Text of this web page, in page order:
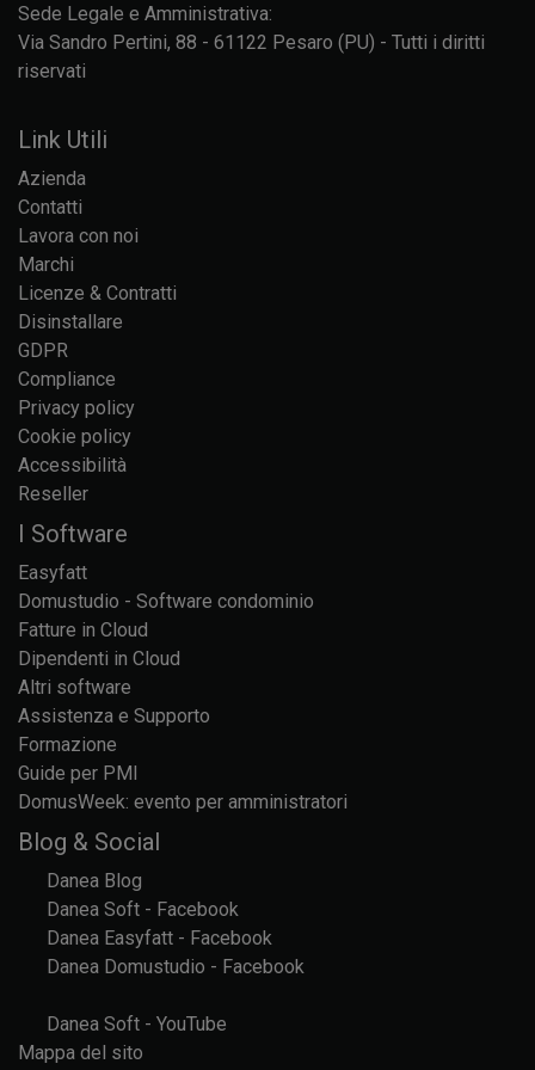
Sede Legale e Amministrativa:
Via Sandro Pertini, 88 - 61122 Pesaro (PU) - Tutti i diritti
riservati
Link Utili
Azienda
Contatti
Lavora con noi
Marchi
Licenze & Contratti
Disinstallare
GDPR
Compliance
Privacy policy
Cookie policy
Accessibilità
Reseller
I Software
Easyfatt
Domustudio - Software condominio
Fatture in Cloud
Dipendenti in Cloud
Altri software
Assistenza e Supporto
Formazione
Guide per PMI
DomusWeek: evento per amministratori
Blog & Social
Danea Blog
Danea Soft - Facebook
Danea Easyfatt - Facebook
Danea Domustudio - Facebook
Danea Soft - YouTube
Mappa del sito